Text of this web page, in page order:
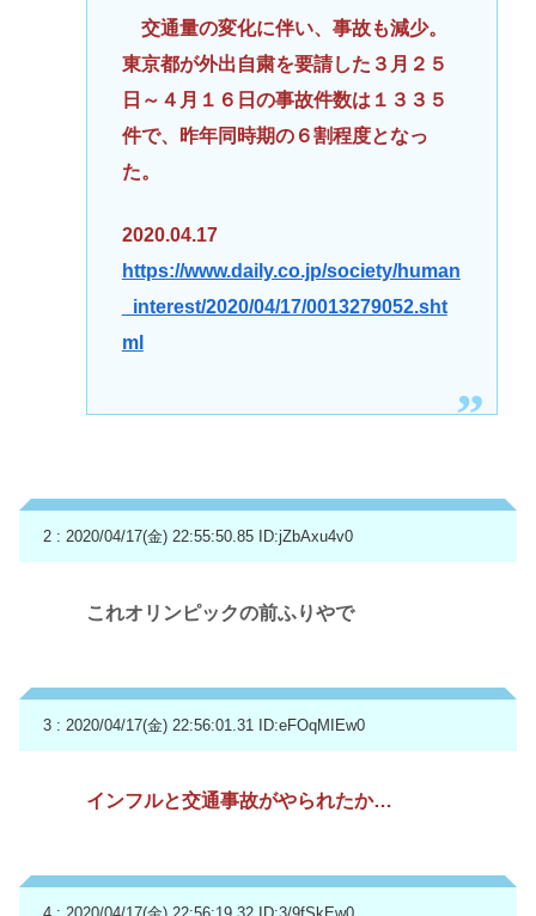
交通量の変化に伴い、事故も減少。
東京都が外出自粛を要請した３月２５
日～４月１６日の事故件数は１３３５
件で、昨年同時期の６割程度となっ
た。
2020.04.17
https://www.daily.co.jp/society/human
_interest/2020/04/17/0013279052.sht
ml
2 : 2020/04/17(金) 22:55:50.85 ID:jZbAxu4v0
これオリンピックの前ふりやで
3 : 2020/04/17(金) 22:56:01.31 ID:eFOqMIEw0
インフルと交通事故がやられたか…